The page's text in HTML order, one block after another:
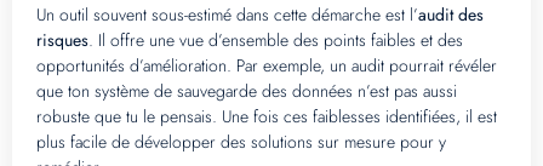
Un outil souvent sous-estimé dans cette démarche est l’audit des
risques. Il offre une vue d’ensemble des points faibles et des
opportunités d’amélioration. Par exemple, un audit pourrait révéler
que ton système de sauvegarde des données n’est pas aussi
robuste que tu le pensais. Une fois ces faiblesses identifiées, il est
plus facile de développer des solutions sur mesure pour y